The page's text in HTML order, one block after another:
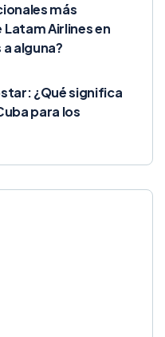
más
Airlines en
a alguna?
¿Qué significa
para los